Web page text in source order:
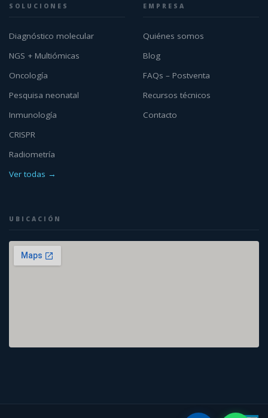
SOLUCIONES
Diagnóstico molecular
NGS + Multiómicas
Oncología
Pesquisa neonatal
Inmunología
CRISPR
Radiometría
Ver todas →
EMPRESA
Quiénes somos
Blog
FAQs – Postventa
Recursos técnicos
Contacto
UBICACIÓN